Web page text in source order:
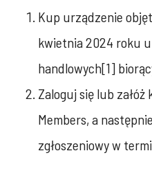
Kup urządzenie
kwietnia 2024 roku
handlowych[1]
Zaloguj się lub
Members, a
zgłoszeniowy w